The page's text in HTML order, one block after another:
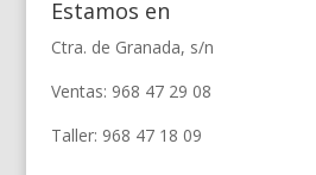
Estamos en
Ctra. de Granada, s/n
Ventas: 968 47 29 08
Taller: 968 47 18 09